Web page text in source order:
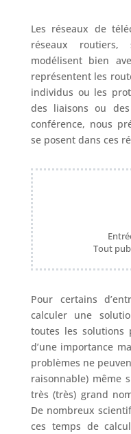
Les réseaux de
réseaux routiers,
modélisent bien
représentent les
individus ou les
des liaisons ou
conférence, nous
se posent dans ces
Tout
Pour certains
calculer une
toutes les solutions
d’une importance
problèmes ne
raisonnable) même
très (très) grand
De nombreux
ces temps de